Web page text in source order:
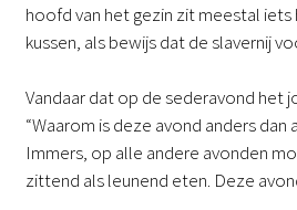
hoofd van het gezin zit meestal
kussen, als bewijs dat de slavernij
Vandaar dat op de sederavond het
“Waarom is deze avond anders dan
Immers, op alle andere avonden
zittend als leunend eten. Deze